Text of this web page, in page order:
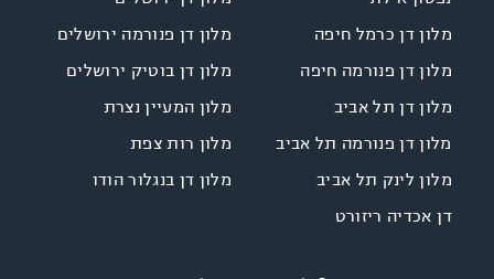
מלון דן כרמל חיפה
מלון דן פנורמה חיפה
מלון דן תל אביב
מלון דן פנורמה תל אביב
מלון לינק תל אביב
דן אכדיה ריזורט
מלון דן פנורמה ירושלים
מלון דן בוטיק ירושלים
מלון המעיין נצרת
מלון רות צפת
מלון דן בנגלור הודו